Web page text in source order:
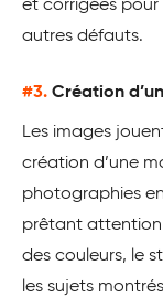
et corrigées pour
autres défauts.
#3. Création
Les images
création d’une
photographies
prêtant attention
des couleurs, le
les sujets